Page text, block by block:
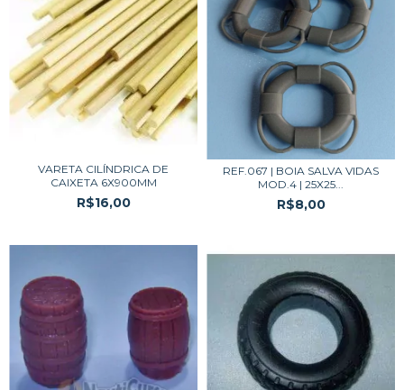
VARETA CILÍNDRICA DE
CAIXETA 6X900MM
R$16,00
REF.067 | BOIA SALVA VIDAS
MOD.4 | 25X25...
R$8,00